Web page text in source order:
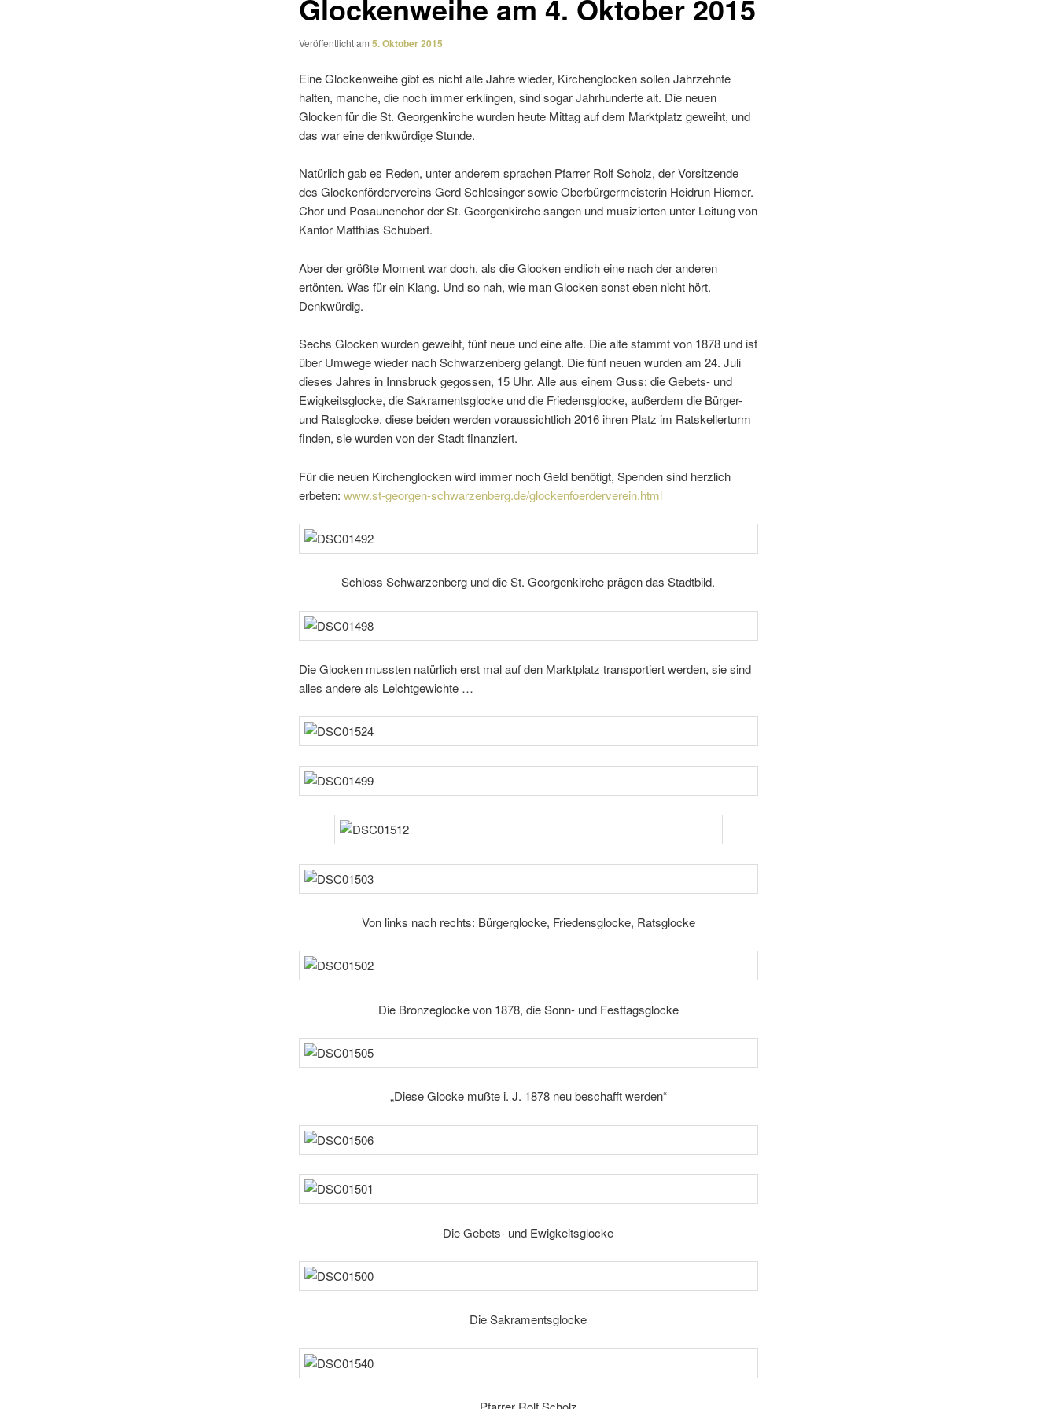
Glockenweihe am 4. Oktober 2015
Veröffentlicht am 5. Oktober 2015
Eine Glockenweihe gibt es nicht alle Jahre wieder, Kirchenglocken sollen Jahrzehnte
halten, manche, die noch immer erklingen, sind sogar Jahrhunderte alt. Die neuen
Glocken für die St. Georgenkirche wurden heute Mittag auf dem Marktplatz geweiht, und
das war eine denk­wür­dige Stunde.
Natürlich gab es Reden, unter anderem spra­chen Pfarrer Rolf Scholz, der Vorsitzende
des Glockenfördervereins Gerd Schlesinger sowie Oberbürgermeisterin Heidrun Hiemer.
Chor und Posaunenchor der St. Georgenkirche sangen und musi­zierten unter Leitung von
Kantor Matthias Schubert.
Aber der größte Moment war doch, als die Glocken endlich eine nach der anderen
ertönten. Was für ein Klang. Und so nah, wie man Glocken sonst eben nicht hört.
Denkwürdig.
Sechs Glocken wurden geweiht, fünf neue und eine alte. Die alte stammt von 1878 und ist
über Umwege wieder nach Schwarzenberg gelangt. Die fünf neuen wurden am 24. Juli
dieses Jahres in Innsbruck gegossen, 15 Uhr. Alle aus einem Guss: die Gebets- und
Ewigkeitsglocke, die Sakramentsglocke und die Friedensglocke, außerdem die Bürger-
und Ratsglocke, diese beiden werden voraus­sicht­lich 2016 ihren Platz im Ratskellerturm
finden, sie wurden von der Stadt finanziert.
Für die neuen Kirchenglocken wird immer noch Geld benö­tigt, Spenden sind herz­lich
erbeten: www.st-georgen-schwarzenberg.de/glockenfoerderverein.html
Schloss Schwarzenberg und die St. Georgenkirche prägen das Stadtbild.
Die Glocken mussten natür­lich erst mal auf den Marktplatz trans­por­tiert werden, sie sind
alles andere als Leichtgewichte …
Von links nach rechts: Bürgerglocke, Friedensglocke, Ratsglocke
Die Bronzeglocke von 1878, die Sonn- und Festtagsglocke
„Diese Glocke mußte i. J. 1878 neu beschafft werden“
Die Gebets- und Ewigkeitsglocke
Die Sakramentsglocke